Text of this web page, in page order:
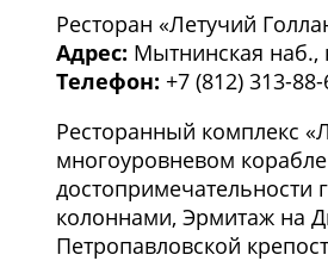
1/3
Ресторан «Летучий
Адрес: Мытнинская наб.,
Телефон: +7 (812) 313-
Ресторанный комплекс
многоуровневом
достопримечательности
колоннами, Эрмитаж на
Петропавловской